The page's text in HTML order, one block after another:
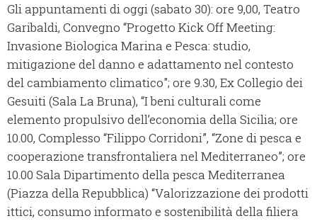
Gli appuntamenti di oggi (sabato 30): ore 9,00, Teatro
Garibaldi, Convegno “Progetto Kick Off Meeting:
Invasione Biologica Marina e Pesca: studio,
mitigazione del danno e adattamento nel contesto
del cambiamento climatico"; ore 9.30, Ex Collegio dei
Gesuiti (Sala La Bruna), “I beni culturali come
elemento propulsivo dell’economia della Sicilia; ore
10.00, Complesso “Filippo Corridoni”, “Zone di pesca e
cooperazione transfrontaliera nel Mediterraneo”; ore
10.00 Sala Dipartimento della pesca Mediterranea
(Piazza della Repubblica) “Valorizzazione dei prodotti
ittici, consumo informato e sostenibilità della filiera